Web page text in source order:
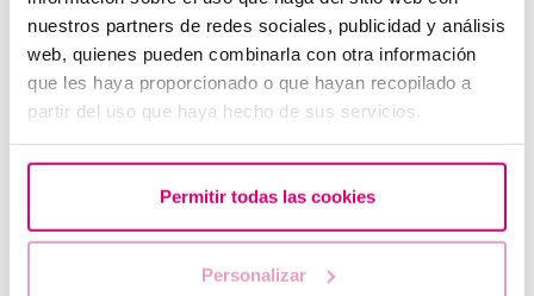
nuestros partners de redes sociales, publicidad y análisis
web, quienes pueden combinarla con otra información
que les haya proporcionado o que hayan recopilado a
partir del uso que haya hecho de sus servicios.
Permitir todas las cookies
Personalizar
Nuevo embarazo tras un aborto bioquímico